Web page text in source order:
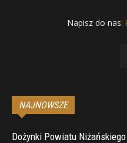
Napisz do nas:
NAJNOWSZE
Dożynki Powiatu